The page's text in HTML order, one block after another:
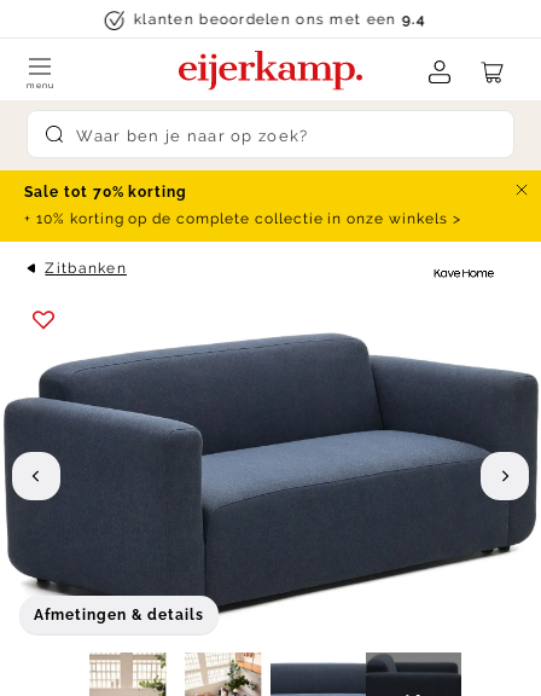
Skip to contentklanten beoordelen ons met een9.4
Submit search
menu
Sale tot 70% korting
+ 10% korting op de complete collectie in onze winkels >
Zitbanken
Afmetingen & details